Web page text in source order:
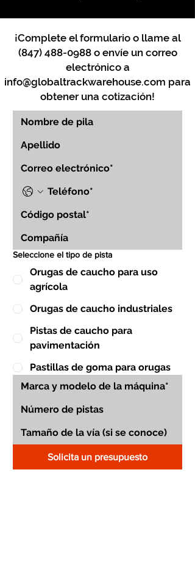
¡Complete el formulario o llame al
(847) 488-0988o envíe un correo
electrónico a
info@globaltrackwarehouse.com para
obtener una cotización!
Seleccione el tipo de pista
Orugas de caucho para uso
agrícola
Orugas de caucho industriales
Pistas de caucho para
pavimentación
Pastillas de goma para orugas
Solicita un presupuesto